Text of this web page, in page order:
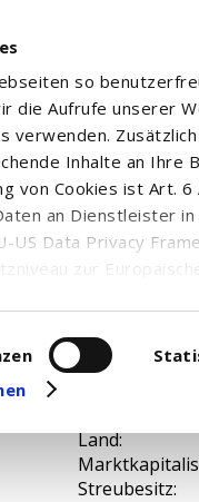
so
die Aufrufe unserer
verwenden.
Inhalte an Ihre
von Cookies ist Art. 6
an Dienstleister
Data Privacy
zur
zumDatenschutz.
oder anpassen.
ISIN:
Land:
Streubesitz: